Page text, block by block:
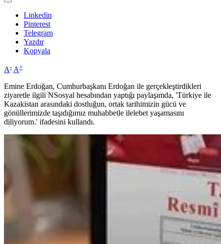
Linkedin
Pinterest
Telegram
Yazdır
Kopyala
A- A+
Emine Erdoğan, Cumhurbaşkanı Erdoğan ile gerçekleştirdikleri
ziyaretle ilgili NSosyal hesabından yaptığı paylaşımda, 'Türkiye ile
Kazakistan arasındaki dostluğun, ortak tarihimizin gücü ve
gönüllerimizde taşıdığımız muhabbetle ilelebet yaşamasını
diliyorum.' ifadesini kullandı.